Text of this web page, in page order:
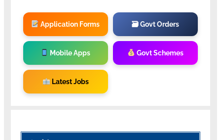
Application Forms 🗃 Govt Orders
Mobile Apps Govt Schemes
Latest Jobs